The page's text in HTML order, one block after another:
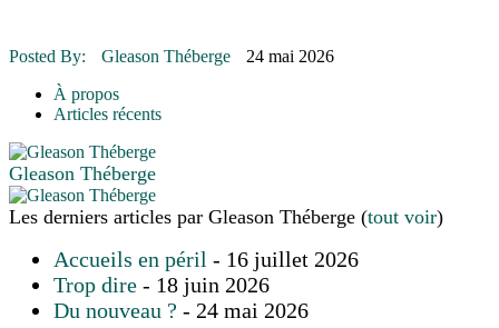
16 juillet 2026
ENVIRONNEMENT
16 juillet 2026
Posted By: Gleason Théberge
24 mai 2026
À propos
Articles récents
Gleason Théberge
Les derniers articles par Gleason Théberge (tout voir)
Accueils en péril - 16 juillet 2026
Trop dire - 18 juin 2026
Du nouveau ? - 24 mai 2026